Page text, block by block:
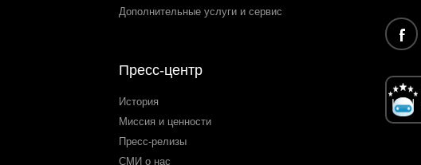
Дополнительные услуги и сервис
Пресс-центр
История
Миссия и ценности
Пресс-релизы
СМИ о нас